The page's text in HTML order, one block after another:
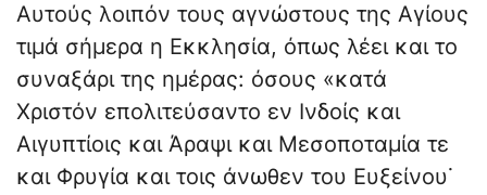
Αυτούς λοιπόν τους αγνώστους της Αγίους
τιμά σήμερα η Εκκλησία, όπως λέει και το
συναξάρι της ημέρας: όσους «κατά
Χριστόν επολιτεύσαντο εν Ινδοίς και
Αιγυπτίοις και Άραψι και Μεσοποταμία τε
και Φρυγία και τοις άνωθεν του Ευξείνου˙